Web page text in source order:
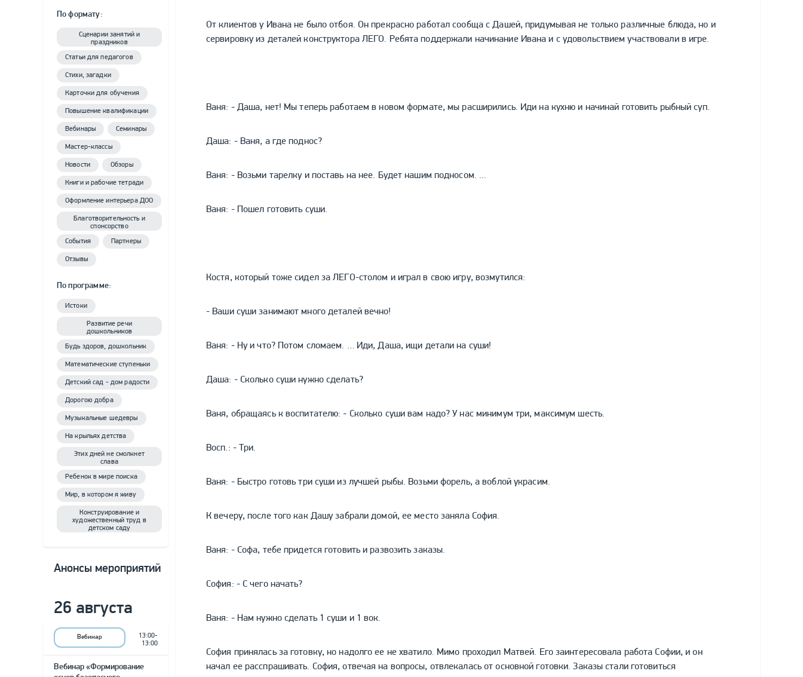
По формату:
Сценарии занятий и
праздников
Статьи для педагогов
Стихи, загадки
Карточки для обучения
Повышение квалификации
Вебинары Семинары
Мастер-классы
Новости Обзоры
Книги и рабочие тетради
Оформление интерьера ДОО
Благотворительность и
спонсорство
События Партнеры
Отзывы
По программе:
Истоки
Развитие речи
дошкольников
Будь здоров, дошкольник
Математические ступеньки
Детский сад - дом радости
Дорогою добра
Музыкальные шедевры
На крыльях детства
Этих дней не смолкнет
слава
Ребенок в мире поиска
Мир, в котором я живу
Конструирование и
художественный труд в
детском саду
Анонсы мероприятий
26 августа
Вебинар
13:00-
13:00
Вебинар «Формирование
От клиентов у Ивана не было отбоя. Он прекрасно работал сообща с Дашей, придумывая не только различные блюда, но и
сервировку из деталей конструктора ЛЕГО. Ребята поддержали начинание Ивана и с удовольствием участвовали в игре.
Ваня: - Даша, нет! Мы теперь работаем в новом формате, мы расширились. Иди на кухню и начинай готовить рыбный суп.
Даша: - Ваня, а где поднос?
Ваня: - Возьми тарелку и поставь на нее. Будет нашим подносом. ...
Ваня: - Пошел готовить суши.
Костя, который тоже сидел за ЛЕГО-столом и играл в свою игру, возмутился:
- Ваши суши занимают много деталей вечно!
Ваня: - Ну и что? Потом сломаем. … Иди, Даша, ищи детали на суши!
Даша: - Сколько суши нужно сделать?
Ваня, обращаясь к воспитателю: - Сколько суши вам надо? У нас минимум три, максимум шесть.
Восп.: - Три.
Ваня: - Быстро готовь три суши из лучшей рыбы. Возьми форель, а воблой украсим.
К вечеру, после того как Дашу забрали домой, ее место заняла София.
Ваня: - Софа, тебе придется готовить и развозить заказы.
София: - С чего начать?
Ваня: - Нам нужно сделать 1 суши и 1 вок.
София принялась за готовку, но надолго ее не хватило. Мимо проходил Матвей. Его заинтересовала работа Софии, и он
начал ее расспрашивать. София, отвечая на вопросы, отвлекалась от основной готовки. Заказы стали готовиться